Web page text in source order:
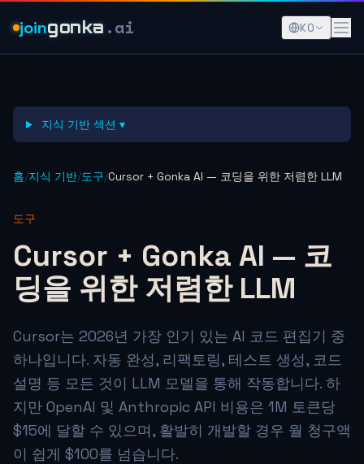
joingonka .ai KO
지식 기반 섹션 ▾
홈/지식 기반/도구/Cursor + Gonka AI — 코딩을 위한 저렴한 LLM
도구
Cursor + Gonka AI — 코
딩을 위한 저렴한 LLM
Cursor는 2026년 가장 인기 있는 AI 코드 편집기 중
하나입니다. 자동 완성, 리팩토링, 테스트 생성, 코드
설명 등 모든 것이 LLM 모델을 통해 작동합니다. 하
지만 OpenAI 및 Anthropic API 비용은 1M 토큰당
$15에 달할 수 있으며, 활발히 개발할 경우 월 청구액
이 쉽게 $100를 넘습니다.